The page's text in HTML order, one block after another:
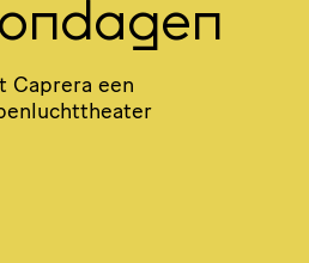
Caprera een